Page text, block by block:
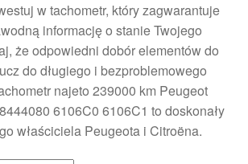
w tachometr, który zagwarantuje
informację o stanie Twojego
że odpowiedni dobór elementów do
do długiego i bezproblemowego
najeto 239000 km Peugeot
6106C0 6106C1 to doskonały
właściciela Peugeota i Citroëna.